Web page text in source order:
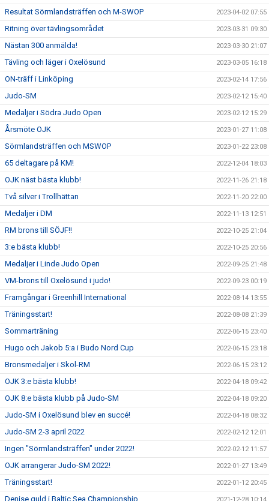
Resultat Sörmlandsträffen och M-SWOP 2023-04-02 07:55
Ritning över tävlingsområdet 2023-03-31 09:30
Nästan 300 anmälda! 2023-03-30 21:07
Tävling och läger i Oxelösund 2023-03-05 16:18
ON-träff i Linköping 2023-02-14 17:56
Judo-SM 2023-02-12 15:40
Medaljer i Södra Judo Open 2023-02-12 15:29
Årsmöte OJK 2023-01-27 11:08
Sörmlandsträffen och MSWOP 2023-01-22 23:08
65 deltagare på KM! 2022-12-04 18:03
OJK näst bästa klubb! 2022-11-26 21:18
Två silver i Trollhättan 2022-11-20 22:00
Medaljer i DM 2022-11-13 12:51
RM brons till SÖJF!! 2022-10-25 21:04
3:e bästa klubb! 2022-10-25 20:56
Medaljer i Linde Judo Open 2022-09-25 21:48
VM-brons till Oxelösund i judo! 2022-09-23 00:19
Framgångar i Greenhill International 2022-08-14 13:55
Träningsstart! 2022-08-08 21:39
Sommarträning 2022-06-15 23:40
Hugo och Jakob 5:a i Budo Nord Cup 2022-06-15 23:18
Bronsmedaljer i Skol-RM 2022-06-15 23:12
OJK 3:e bästa klubb! 2022-04-18 09:42
OJK 8:e bästa klubb på Judo-SM 2022-04-18 09:20
Judo-SM i Oxelösund blev en succé! 2022-04-18 08:32
Judo-SM 2-3 april 2022 2022-02-12 12:01
Ingen "Sörmlandsträffen" under 2022! 2022-02-12 11:57
OJK arrangerar Judo-SM 2022! 2022-01-27 13:49
Träningsstart! 2022-01-12 20:45
Denise guld i Baltic Sea Championship